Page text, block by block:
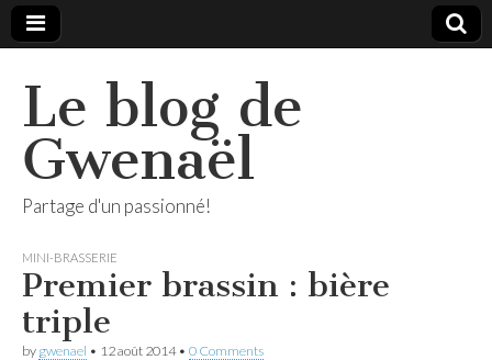
Le blog de
Gwenaël
Partage d'un passionné!
MINI-BRASSERIE
Premier brassin : bière
triple
by gwenael • 12 août 2014• 0 Comments